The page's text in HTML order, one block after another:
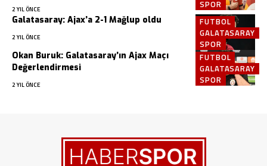
SPOR
2 YIL ÖNCE
FUTBOL
GALATASARAY
SPOR
Galatasaray: Ajax’a 2-1 Mağlup oldu
2 YIL ÖNCE
FUTBOL
GALATASARAY
SPOR
Okan Buruk: Galatasaray’ın Ajax Maçı
Değerlendirmesi
2 YIL ÖNCE